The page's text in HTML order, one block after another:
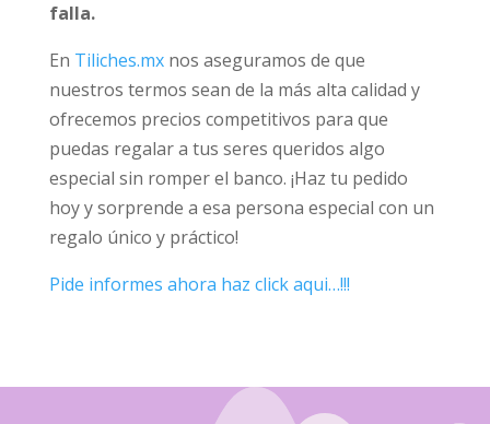
falla.
En Tiliches.mxnos aseguramos de que
nuestros termos sean de la más alta calidad y
ofrecemos precios competitivos para que
puedas regalar a tus seres queridos algo
especial sin romper el banco. ¡Haz tu pedido
hoy y sorprende a esa persona especial con un
regalo único y práctico!
Pide informes ahora haz click aqui…!!!